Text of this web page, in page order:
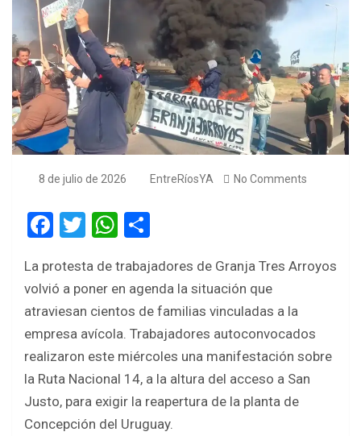
8 de julio de 2026 EntreRíosYA No Comments
F
ce
b
o
o
k
T
tt
er
W
at
s
A
p
p
ar
e
La protesta de trabajadores de Granja Tres Arroyos
volvió a poner en agenda la situación que
atraviesan cientos de familias vinculadas a la
empresa avícola. Trabajadores autoconvocados
realizaron este miércoles una manifestación sobre
la Ruta Nacional 14, a la altura del acceso a San
Justo, para exigir la reapertura de la planta de
Concepción del Uruguay.